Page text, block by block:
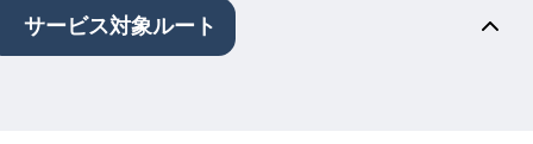
サービス対象ルート